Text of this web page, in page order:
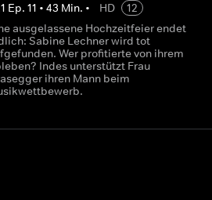
Ep. 11 • 43 Min. • HD
12
ausgelassene Hochzeitfeier endet
Sabine Lechner wird tot
Wer profitierte von ihrem
Indes unterstützt Frau
ihren Mann beim